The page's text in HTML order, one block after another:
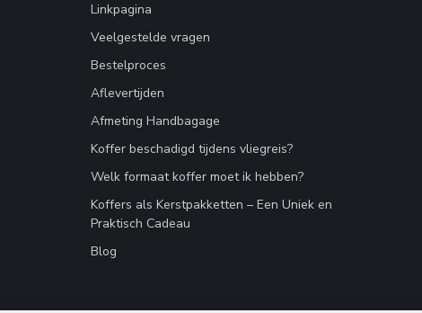
Linkpagina
Veelgestelde vragen
Bestelproces
Aflevertijden
Afmeting Handbagage
Koffer beschadigd tijdens vliegreis?
Welk formaat koffer moet ik hebben?
Koffers als Kerstpakketten – Een Uniek en
Praktisch Cadeau
Blog